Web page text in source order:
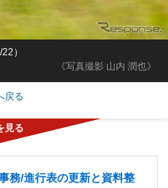
《写真撮影 山内 潤也》
）
戻る
務/進行表の更新と資料整